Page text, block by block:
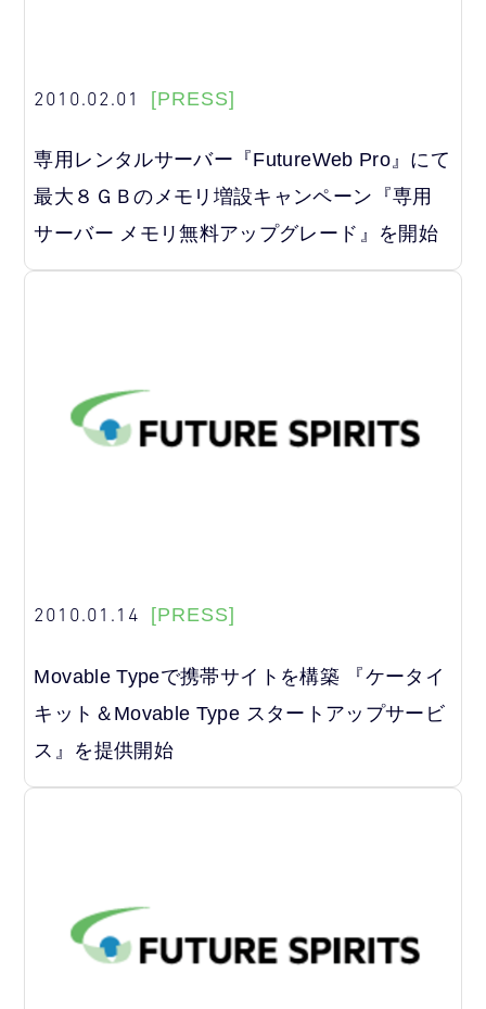
2010.02.01 [PRESS]
専用レンタルサーバー『FutureWeb Pro』にて
最大８ＧＢのメモリ増設キャンペーン『専用
サーバー メモリ無料アップグレード』を開始
2010.01.14 [PRESS]
Movable Typeで携帯サイトを構築 『ケータイ
キット＆Movable Type スタートアップサービ
ス』を提供開始